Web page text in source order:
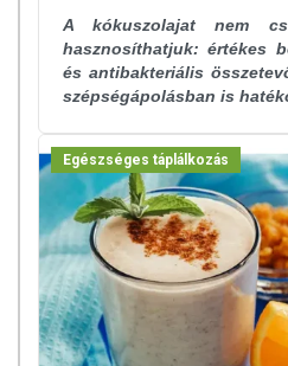
A kókuszolajat nem
hasznosíthatjuk: értékes
és antibakteriális
szépségápolásban is
Egészséges táplálkozás